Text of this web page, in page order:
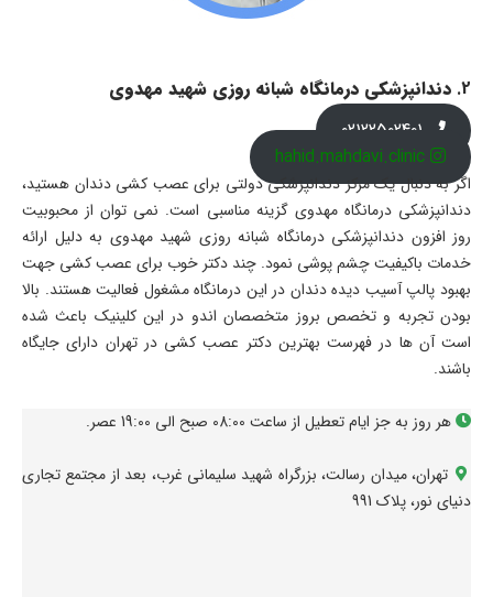
2. دندانپزشکی درمانگاه شبانه روزی شهید مهدوی
hahid.mahdavi.clinic
اگر به دنبال یک مرکز دندانپزشکی دولتی برای عصب کشی دندان هستید،
دندانپزشکی درمانگاه مهدوی گزینه مناسبی است. نمی توان از محبوبیت
روز افزون دندانپزشکی درمانگاه شبانه روزی شهید مهدوی به دلیل ارائه
خدمات باکیفیت چشم پوشی نمود. چند دکتر خوب برای عصب کشی جهت
بهبود پالپ آسیب دیده دندان در این درمانگاه مشغول فعالیت هستند. بالا
بودن تجربه و تخصص بروز متخصصان اندو در این کلینیک باعث شده
است آن ها در فهرست بهترین دکتر عصب کشی در تهران دارای جایگاه
باشند.
هر روز به جز ایام تعطیل از ساعت 08:00 صبح الی 19:00 عصر.
تهران، میدان رسالت، بزرگراه شهید سلیمانی غرب، بعد از مجتمع تجاری
دنیای نور، پلاک 991